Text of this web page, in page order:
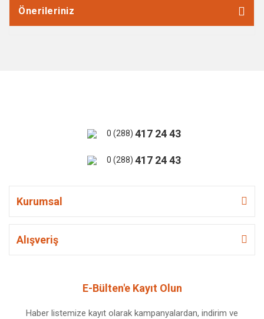
Önerileriniz
0 (288) 417 24 43
0 (288) 417 24 43
Kurumsal
Alışveriş
E-Bülten'e Kayıt Olun
Haber listemize kayıt olarak kampanyalardan, indirim ve